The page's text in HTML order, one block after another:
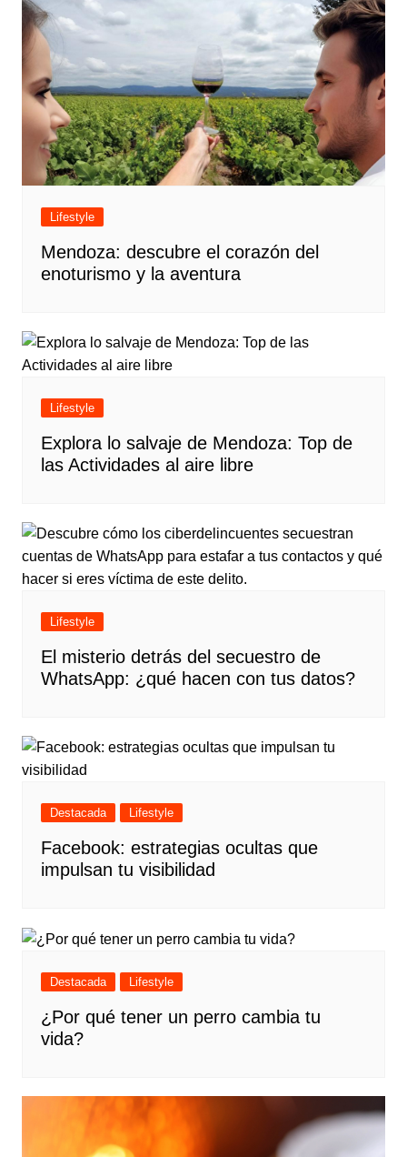
Lifestyle
Mendoza: descubre el corazón del
enoturismo y la aventura
Lifestyle
Explora lo salvaje de Mendoza: Top de
las Actividades al aire libre
Lifestyle
El misterio detrás del secuestro de
WhatsApp: ¿qué hacen con tus datos?
Destacada Lifestyle
Facebook: estrategias ocultas que
impulsan tu visibilidad
Destacada Lifestyle
¿Por qué tener un perro cambia tu
vida?